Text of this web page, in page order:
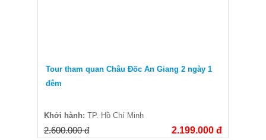
Tour tham quan Châu Đốc An Giang 2 ngày 1
đêm
Khởi hành: TP. Hồ Chí Minh
2.600.000 đ 2.199.000 đ